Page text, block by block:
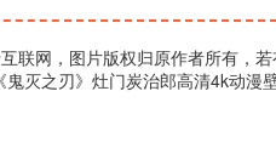
联网，图片版权归原作者所有，
鬼灭之刃》灶门炭治郎高清4k动漫